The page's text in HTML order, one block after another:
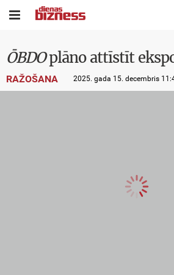

ŌBDOplāno attīstīt
RAŽOŠANA 2025. gada 15. decembris